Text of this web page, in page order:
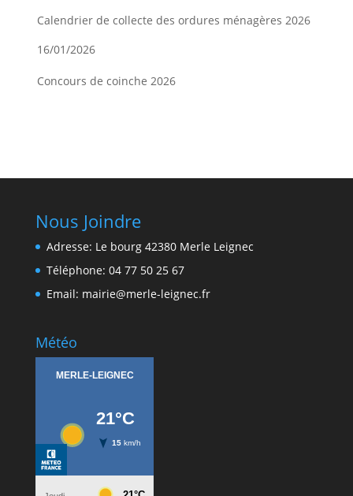
Calendrier de collecte des ordures ménagères 2026
16/01/2026
Concours de coinche 2026
Nous Joindre
Adresse: Le bourg 42380 Merle Leignec
Téléphone: 04 77 50 25 67
Email: mairie@merle-leignec.fr
Météo